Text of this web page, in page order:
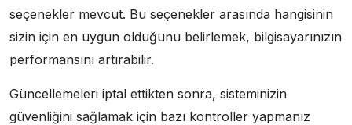
seçenekler mevcut. Bu seçenekler arasında hangisinin
sizin için en uygun olduğunu belirlemek, bilgisayarınızın
performansını artırabilir.
Güncellemeleri iptal ettikten sonra, sisteminizin
güvenliğini sağlamak için bazı kontroller yapmanız